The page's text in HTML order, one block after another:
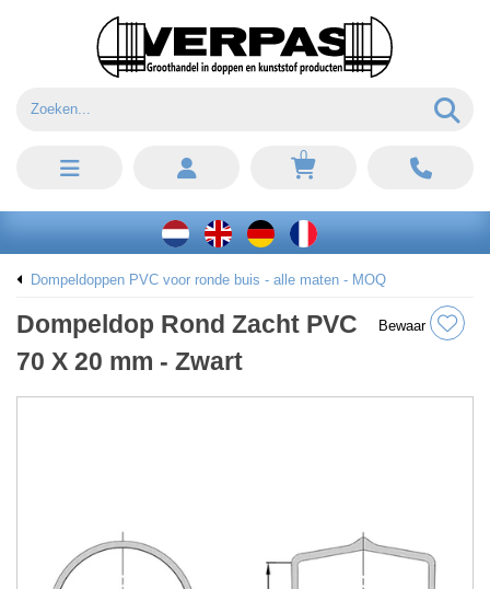
0
Dompeldoppen PVC voor ronde buis - alle maten - MOQ
Dompeldop Rond Zacht PVC
70 X 20 mm - Zwart
Bewaar